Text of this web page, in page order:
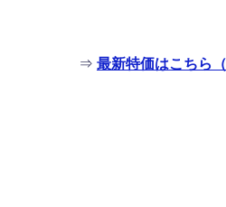
⇒ 最新特価はこちら